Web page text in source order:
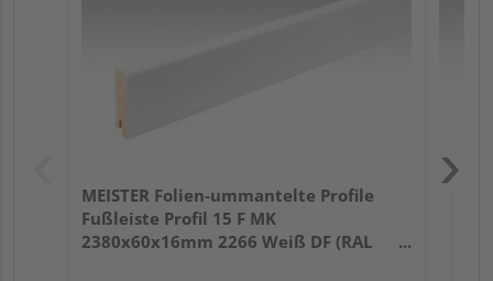
MEISTER Folien-ummantelte Profile
Fußleiste Profil 15 F MK
2380x60x16mm 2266 Weiß DF (RAL